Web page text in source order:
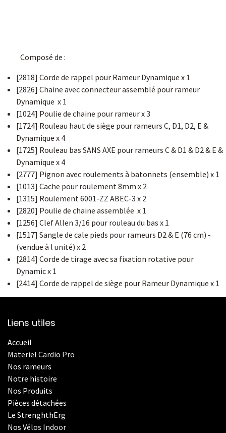
​Composé de :
[2818] Corde de rappel pour Rameur Dynamique x 1
[2826] Chaine avec connecteur assemblé pour rameur
Dynamique x 1
[1024] Poulie de chaine pour rameur x 3
[1724] Rouleau haut de siège pour rameurs C, D1, D2, E &
Dynamique x 4
[1725] Rouleau bas SANS AXE pour rameurs C & D1 & D2 & E &
Dynamique x 4
[2777] Pignon avec roulements à batonnets (ensemble) x 1
[1013] Cache pour roulement 8mm x 2
[1315] Roulement 6001-ZZ ABEC-3 x 2
[2820] Poulie de chaine assemblée x 1
[1256] Clef Allen 3/16 pour rouleau du bas x 1
[1517] Sangle de cale pieds pour rameurs D2 & E (76 cm) -
(vendue à l unité) x 2
[2814] Corde de tirage avec sa fixation rotative pour
Dynamic x 1
[2414] Corde de rappel de siège pour Rameur Dynamique x 1
Liens utiles
Accueil
Materiel Cardio Pro
Nos rameurs
Notre histoire
Nos Produits
Pièces détachées
Le StrenghthErg
Nos Vélos Indoor